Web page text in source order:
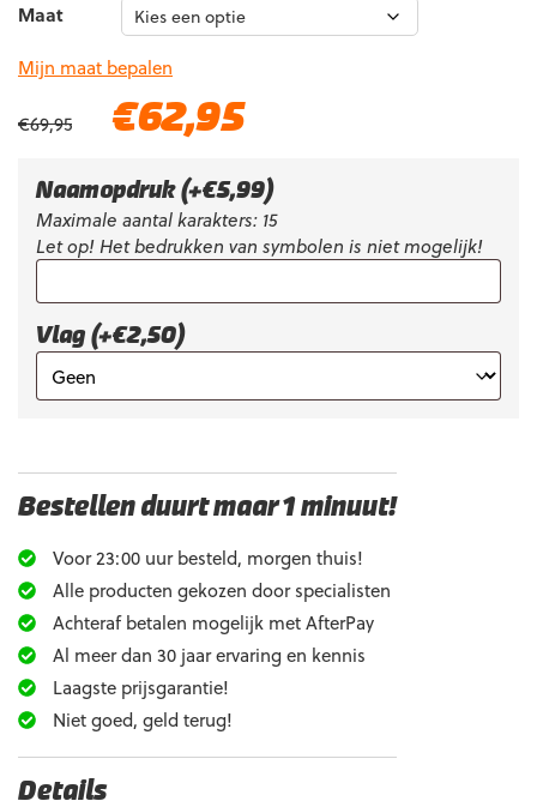
Maat
Mijn maat bepalen
€69,95
Oorspronkelijke
€69,95.
€62,95Huidige
€62,95.
Naamopdruk (+€5,99)
Maximale aantal karakters: 15
Let op! Het bedrukken van symbolen is niet mogelijk!
Vlag (+€2,50)
Bestellen duurt maar 1 minuut!
Voor 23:00 uur besteld, morgen thuis!
Alle producten gekozen door specialisten
Achteraf betalen mogelijk met AfterPay
Al meer dan 30 jaar ervaring en kennis
Laagste prijsgarantie!
Niet goed, geld terug!
Details